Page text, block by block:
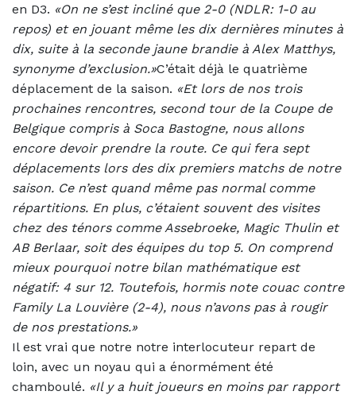
en D3. «On ne s’est incliné que 2-0 (NDLR: 1-0 au
repos) et en jouant même les dix dernières minutes à
dix, suite à la seconde jaune brandie à Alex Matthys,
synonyme d’exclusion.»C’était déjà le quatrième
déplacement de la saison. «Et lors de nos trois
prochaines rencontres, second tour de la Coupe de
Belgique compris à Soca Bastogne, nous allons
encore devoir prendre la route. Ce qui fera sept
déplacements lors des dix premiers matchs de notre
saison. Ce n’est quand même pas normal comme
répartitions. En plus, c’étaient souvent des visites
chez des ténors comme Assebroeke, Magic Thulin et
AB Berlaar, soit des équipes du top 5. On comprend
mieux pourquoi notre bilan mathématique est
négatif: 4 sur 12. Toutefois, hormis note couac contre
Family La Louvière (2-4), nous n’avons pas à rougir
de nos prestations.»
Il est vrai que notre notre interlocuteur repart de
loin, avec un noyau qui a énormément été
chamboulé. «Il y a huit joueurs en moins par rapport